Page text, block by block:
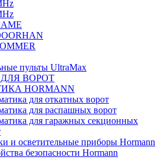
пульты UltraMax
ВОРОТ
HORMANN
для откатных ворот
для распашных ворот
для гаражных секционных
и осветительные приборы Hormann
безопасности Hormann